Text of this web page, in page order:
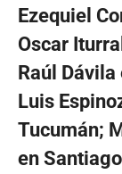
Ezequiel
Oscar
Raúl
Luis
Tucumán;
en